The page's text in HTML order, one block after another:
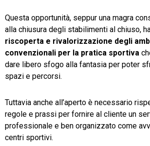
Questa opportunità, seppur una magra
alla chiusura degli stabilimenti al chiuso,
riscoperta e rivalorizzazione degli
convenzionali per la pratica sportiva
dare libero sfogo alla fantasia per poter
spazi e percorsi.
Tuttavia anche all’aperto è necessario
regole e prassi per fornire al cliente un
professionale e ben organizzato come
centri sportivi.